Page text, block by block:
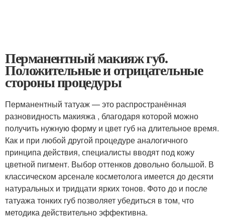
Перманентный макияж губ.
Положительные и отрицательные
стороны процедуры
Перманентный татуаж — это распространённая
разновидность макияжа , благодаря которой можно
получить нужную форму и цвет губ на длительное время.
Как и при любой другой процедуре аналогичного
принципа действия, специалисты вводят под кожу
цветной пигмент. Выбор оттенков довольно большой. В
классическом арсенале косметолога имеется до десяти
натуральных и тридцати ярких тонов. Фото до и после
татуажа тонких губ позволяет убедиться в том, что
методика действительно эффективна.